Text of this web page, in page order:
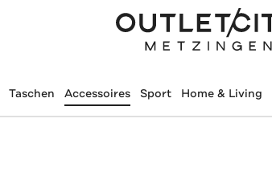
Taschen Accessoires Sport Home & Living